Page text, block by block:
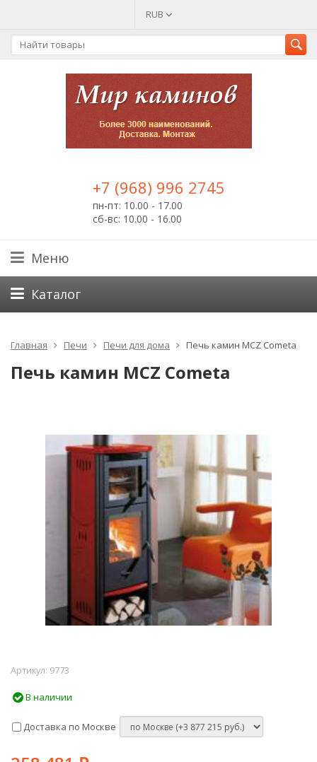
RUB
+7 (968) 996 2745
пн-пт: 10.00 - 17.00
сб-вс: 10.00 - 16.00
Меню
Каталог
Главная Печи Печи для дома Печь камин MCZ Cometa
Печь камин MCZ Cometa
Артикул: 9773
В наличии
Доставка по Москве